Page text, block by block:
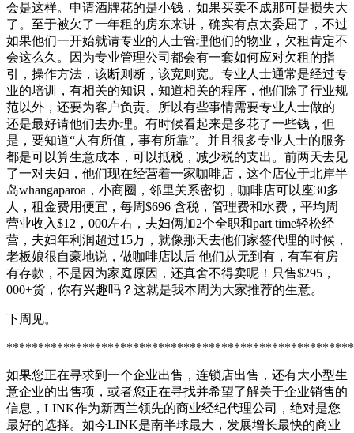
会是这样。申请酒牌花的是小钱，如果买卖不成那可是损失大
了。至于被欠了一年租的房东来讲，确实有点太委屈了，不过
如果他们一开始就请专业的人士管理他们的物业，欠租肯定不
会这么久。因为专业管理公司都会有一套如何应对欠租的指
引，操作方法，该断则断，该宽则宽。专业人士通常是经过专
业的培训，有相关的知识，知道相关的程序，他们除了行业规
范以外，还要为客户负责。所以有些事情需要专业人士做的
还是最好请他们去办理。有时候看起来是多花了一些钱，但
是，要知道“人有所值，事有所靠”。并且很多专业人士的服务
都是可以算生意成本，可以抵税，减少税的支出。 前两天去见
了一对夫妇，他们现在经营着一家咖啡店，这个店位于北岸半
岛whangaparoa，小商圈，邻里关系密切，咖啡店可以座30多
人，租金费用便宜，每周$696 含税，管理费和水费，平均周
营业收入$12，000左右，夫妇俩加2个全职和part time轻松经
营，夫妇年利润超过15万，就像那天去他们家签代理的时候，
老板娘很自豪地说，做咖啡店以后 他们从无到有，有车有房
有存款，不是因为家庭原因，还真舍不得卖呢！只售$295，
000+货，你有兴趣吗？这就是我本周为大家推荐的生意。
下周见。
如果您正在寻求到一个企业出售，连锁店出售，还有大小型生
意企业的出售项，或者您正在寻找并希望了解关于企业销售的
信息，LINK作为新西兰领先的商业经纪代理公司，绝对是您
最好的选择。如今LINK是南半球最大，发展增长最快的商业